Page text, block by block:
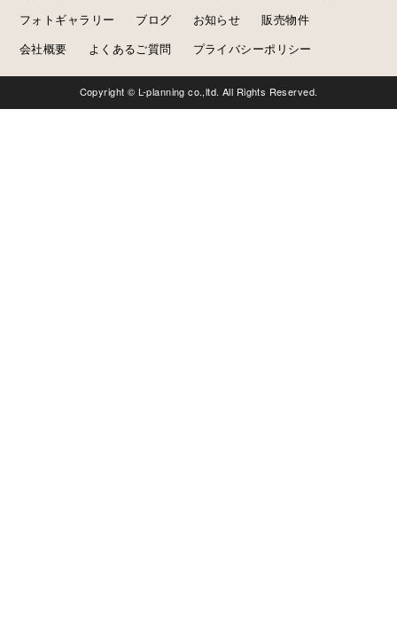
フォトギャラリー
ブログ お知らせ
販売物件
会社概要
よくあるご質問 プライバシーポリシー
Copyright © L-planning co.,ltd. All Rights Reserved.